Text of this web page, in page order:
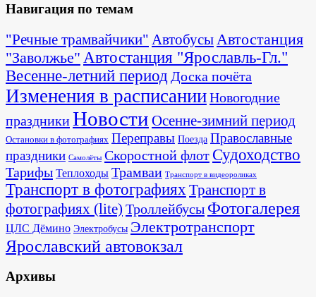
Навигация по темам
"Речные трамвайчики" Автобусы Автостанция
"Заволжье" Автостанция "Ярославль-Гл."
Весенне-летний период Доска почёта
Изменения в расписанииНовогодние
праздникиНовости Осенне-зимний период
Остановки в фотографиях Переправы Поезда Православные
праздники Самолёты Скоростной флот Судоходство
Тарифы Теплоходы Трамваи Транспорт в видеороликах
Транспорт в фотографиях Транспорт в
фотографиях (lite) Троллейбусы Фотогалерея
ЦЛС Дёмино Электробусы Электротранспорт
Ярославский автовокзал
Архивы